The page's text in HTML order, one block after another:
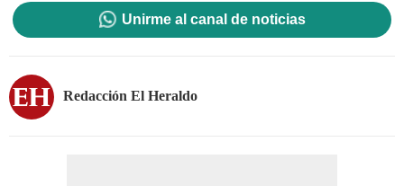
Unirme al canal de noticias
Redacción El Heraldo